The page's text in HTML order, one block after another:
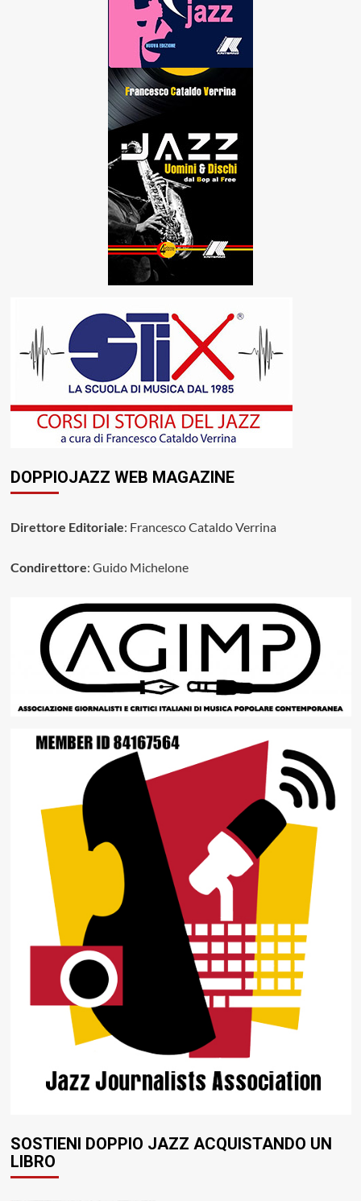
DOPPIOJAZZ WEB MAGAZINE
Direttore Editoriale: Francesco Cataldo Verrina
Condirettore: Guido Michelone
SOSTIENI DOPPIO JAZZ ACQUISTANDO UN
LIBRO